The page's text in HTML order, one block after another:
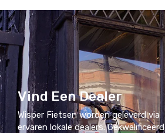
Vind Een Dealer
Wisper Fietsen worden geleverd via
ervaren lokale dealers. Gekwalificeerd